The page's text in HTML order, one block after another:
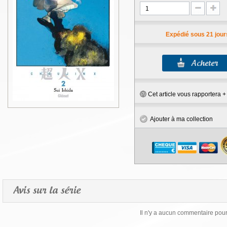
Expédié sous 21
Cet article vous rapportera +
Ajouter à ma collection
Avis sur la série
Il n'y a aucun commentaire